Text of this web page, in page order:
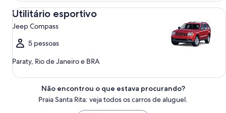
Utilitário esportivo
Jeep Compass
5 pessoas
Paraty, Rio de Janeiro e BRA
Utilitário esportivo Jeep Compass
Não encontrou o que estava procurando?
Praia Santa Rita: veja todos os carros de aluguel.